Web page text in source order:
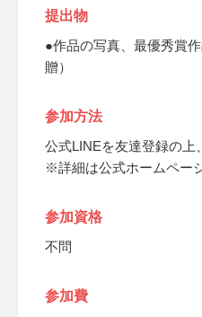
提出物
●作品の写真、最優秀賞
贈）
参加方法
公式LINEを友達登録の上
※詳細は公式ホームペー
参加資格
不問
参加費